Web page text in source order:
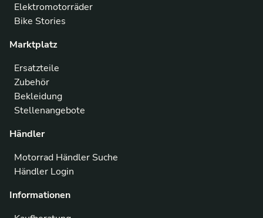
Elektromotorräder
Bike Stories
Marktplatz
Ersatzteile
Zubehör
Bekleidung
Stellenangebote
Händler
Motorrad Händler Suche
Händler Login
Informationen